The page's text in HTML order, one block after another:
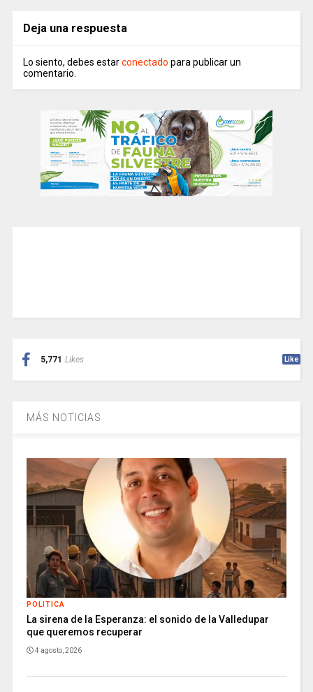
Deja una respuesta
Lo siento, debes estarconectado para publicar un
comentario.
5,771 Likes Like
MÁS NOTICIAS
POLITICA
La sirena de la Esperanza: el sonido de la Valledupar
que queremos recuperar
4 agosto, 2026